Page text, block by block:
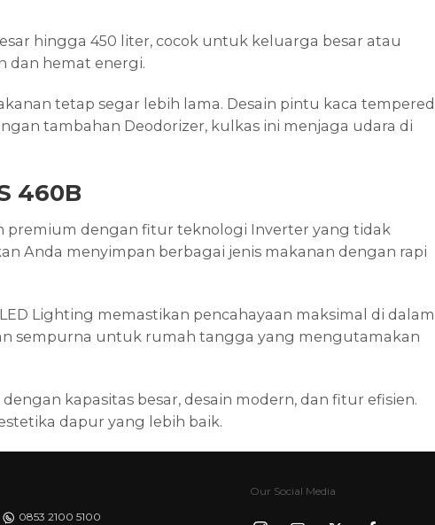
hingga 450 liter, cocok untuk keluarga besar atau
dan hemat energi.
tetap segar lebih lama. Desain pintu kaca tempered
tambahan Deodorizer, kulkas ini menjaga udara di
460B
premium dengan fitur teknologi Inverter yang tidak
Anda menyimpan berbagai jenis makanan dengan rapi
Lighting memastikan pencahayaan maksimal di dalam
sempurna untuk rumah tangga yang mengutamakan
kapasitas besar, desain modern, dan fitur efisien.
dapur yang lebih baik.
0853 2100 5100
Our Social Media